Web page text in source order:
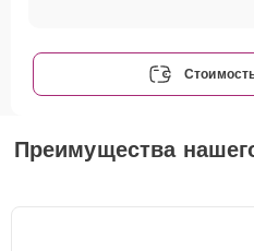
Преимущества